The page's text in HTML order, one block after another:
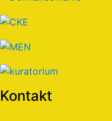
Kontakt